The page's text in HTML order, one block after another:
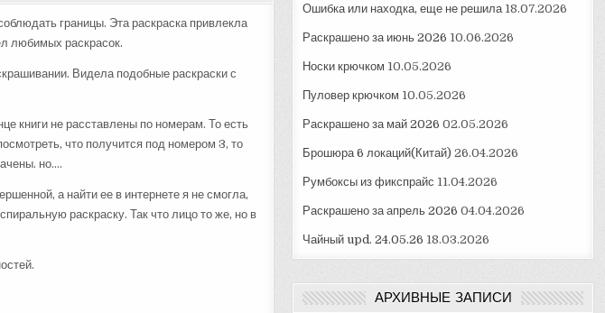
границы. Эта раскраска привлекла
любимых раскрасок.
Видела подобные раскраски с
книги не расставлены по номерам. То есть
что получится под номером 3, то
но….
а найти ее в интернете я не смогла,
раскраску. Так что лицо то же, но в
Ошибка или находка, еще не решила 18.07.2026
Раскрашено за июнь 2026 10.06.2026
Носки крючком 10.05.2026
Пуловер крючком 10.05.2026
Раскрашено за май 2026 02.05.2026
Брошюра 6 локаций(Китай) 26.04.2026
Румбоксы из фикспрайс 11.04.2026
Раскрашено за апрель 2026 04.04.2026
Чайный upd. 24.05.26 18.03.2026
АРХИВНЫЕ ЗАПИСИ